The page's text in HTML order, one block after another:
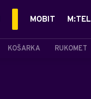
KOŠARKA RUKOMET
MOBIT M:TEL